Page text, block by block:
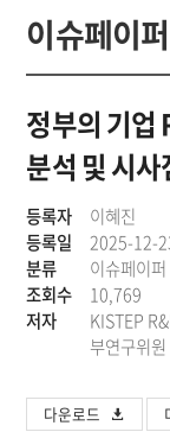
이슈페이퍼
정부의 기업
분석 및 시사
등록자
이혜진
등록일
2025-12-
분류
이슈페이퍼
조회수
10,769
저자
KISTEP
부연구위원
다운로드